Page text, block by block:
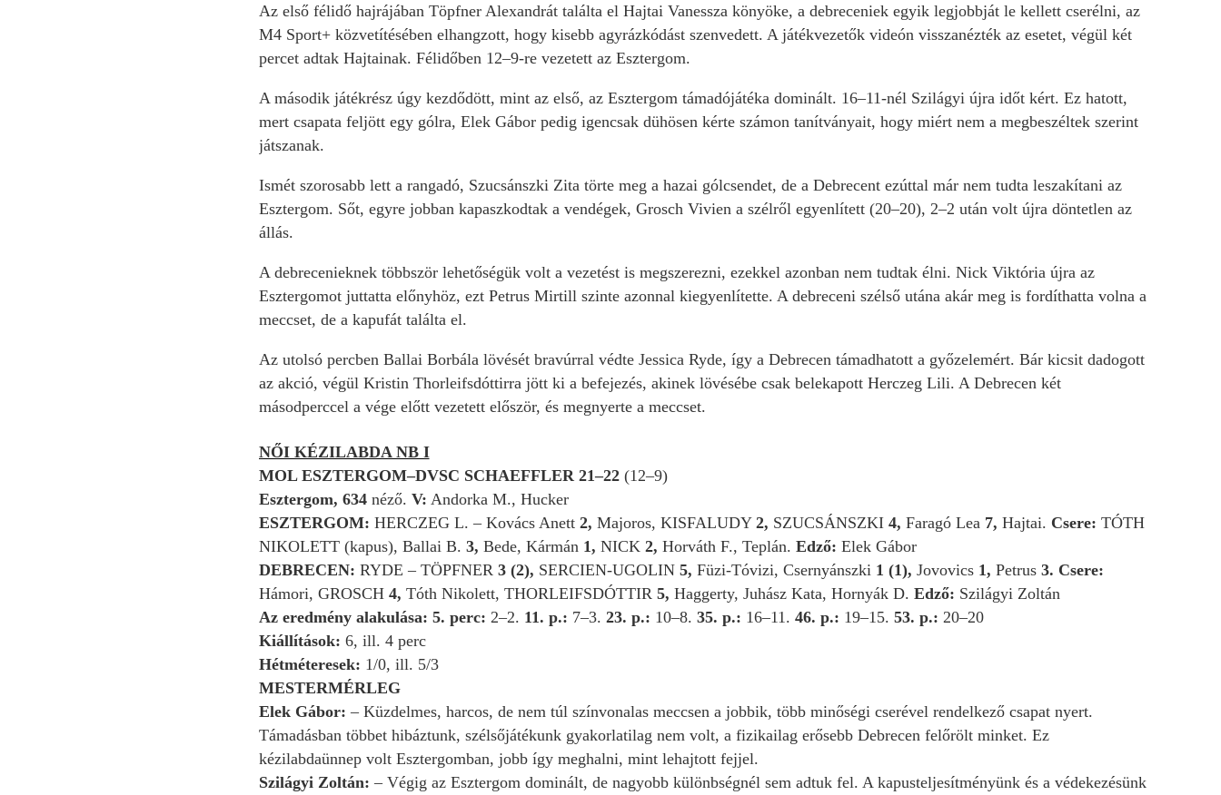
Az első félidő hajrájában Töpfner Alexandrát találta el Hajtai Vanessza könyöke, a debreceniek egyik legjobbját le kellett cserélni, az
M4 Sport+ közvetítésében elhangzott, hogy kisebb agyrázkódást szenvedett. A játékvezetők videón visszanézték az esetet, végül két
percet adtak Hajtainak. Félidőben 12–9-re vezetett az Esztergom.
A második játékrész úgy kezdődött, mint az első, az Esztergom támadójátéka dominált. 16–11-nél Szilágyi újra időt kért. Ez hatott,
mert csapata feljött egy gólra, Elek Gábor pedig igencsak dühösen kérte számon tanítványait, hogy miért nem a megbeszéltek szerint
játszanak.
Ismét szorosabb lett a rangadó, Szucsánszki Zita törte meg a hazai gólcsendet, de a Debrecent ezúttal már nem tudta leszakítani az
Esztergom. Sőt, egyre jobban kapaszkodtak a vendégek, Grosch Vivien a szélről egyenlített (20–20), 2–2 után volt újra döntetlen az
állás.
A debrecenieknek többször lehetőségük volt a vezetést is megszerezni, ezekkel azonban nem tudtak élni. Nick Viktória újra az
Esztergomot juttatta előnyhöz, ezt Petrus Mirtill szinte azonnal kiegyenlítette. A debreceni szélső utána akár meg is fordíthatta volna a
meccset, de a kapufát találta el.
Az utolsó percben Ballai Borbála lövését bravúrral védte Jessica Ryde, így a Debrecen támadhatott a győzelemért. Bár kicsit dadogott
az akció, végül Kristin Thorleifsdóttirra jött ki a befejezés, akinek lövésébe csak belekapott Herczeg Lili. A Debrecen két
másodperccel a vége előtt vezetett először, és megnyerte a meccset.
NŐI KÉZILABDA NB I
MOL ESZTERGOM–DVSC SCHAEFFLER 21–22(12–9)
Esztergom, 634néző. V: Andorka M., Hucker
ESZTERGOM: HERCZEG L. – Kovács Anett 2, Majoros, KISFALUDY 2, SZUCSÁNSZKI 4, Faragó Lea 7, Hajtai. Csere: TÓTH
NIKOLETT (kapus), Ballai B. 3, Bede, Kármán 1, NICK 2, Horváth F., Teplán. Edző: Elek Gábor
DEBRECEN: RYDE – TÖPFNER 3 (2), SERCIEN-UGOLIN 5, Füzi-Tóvizi, Csernyánszki 1 (1), Jovovics 1, Petrus 3. Csere:
Hámori, GROSCH 4, Tóth Nikolett, THORLEIFSDÓTTIR 5, Haggerty, Juhász Kata, Hornyák D. Edző: Szilágyi Zoltán
Az eredmény alakulása: 5. perc: 2–2. 11. p.: 7–3. 23. p.: 10–8. 35. p.: 16–11. 46. p.: 19–15. 53. p.: 20–20
Kiállítások: 6, ill. 4 perc
Hétméteresek: 1/0, ill. 5/3
MESTERMÉRLEG
Elek Gábor: – Küzdelmes, harcos, de nem túl színvonalas meccsen a jobbik, több minőségi cserével rendelkező csapat nyert.
Támadásban többet hibáztunk, szélsőjátékunk gyakorlatilag nem volt, a fizikailag erősebb Debrecen felőrölt minket. Ez
kézilabdaünnep volt Esztergomban, jobb így meghalni, mint lehajtott fejjel.
Szilágyi Zoltán: – Végig az Esztergom dominált, de nagyobb különbségnél sem adtuk fel. A kapusteljesítményünk és a védekezésünk